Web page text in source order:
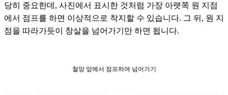
당히 중요한데, 사진에서 표시한 것처럼 가장 아랫쪽 원 지점
에서 점프를 하면 이상적으로 착지할 수 있습니다. 그 뒤, 원 지
점을 따라가듯이 창살을 넘어가기만 하면 됩니다.
철망 앞에서 점프하여 넘어가기